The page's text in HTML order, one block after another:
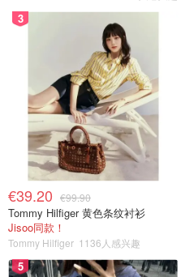
3
€39.20 €99.90
Tommy Hilfiger 黄色条纹衬衫
Jisoo同款！
Tommy Hilfiger 1136人感兴趣
5